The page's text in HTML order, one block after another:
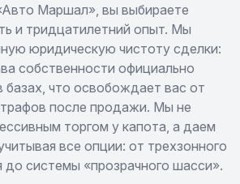
Маршал», вы выбираете
и тридцатилетний опыт. Мы
юридическую чистоту сделки:
собственности официально
базах, что освобождает вас от
после продажи. Мы не
торгом у капота, а даем
все опции: от трехзонного
до системы «прозрачного шасси».